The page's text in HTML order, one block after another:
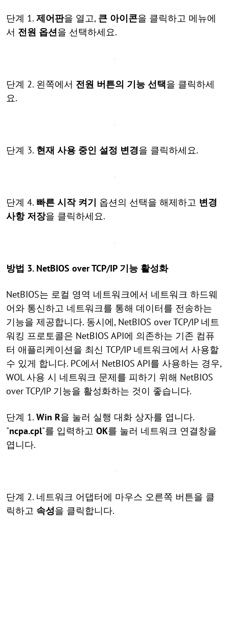
단계 1. 제어판을 열고, 큰 아이콘을 클릭하고 메뉴에
서 전원 옵션을 선택하세요.
단계 2. 왼쪽에서 전원 버튼의 기능 선택을 클릭하세
요.
단계 3. 현재 사용 중인 설정 변경을 클릭하세요.
단계 4. 빠른 시작 켜기 옵션의 선택을 해제하고 변경
사항 저장을 클릭하세요.
방법 3. NetBIOS over TCP/IP 기능 활성화
NetBIOS는 로컬 영역 네트워크에서 네트워크 하드웨
어와 통신하고 네트워크를 통해 데이터를 전송하는
기능을 제공합니다. 동시에, NetBIOS over TCP/IP 네트
워킹 프로토콜은 NetBIOS API에 의존하는 기존 컴퓨
터 애플리케이션을 최신 TCP/IP 네트워크에서 사용할
수 있게 합니다. PC에서 NetBIOS API를 사용하는 경우,
WOL 사용 시 네트워크 문제를 피하기 위해 NetBIOS
over TCP/IP 기능을 활성화하는 것이 좋습니다.
단계 1. Win R을 눌러 실행 대화 상자를 엽니다.
"ncpa.cpl"를 입력하고 OK를 눌러 네트워크 연결창을
엽니다.
단계 2. 네트워크 어댑터에 마우스 오른쪽 버튼을 클
릭하고 속성을 클릭합니다.